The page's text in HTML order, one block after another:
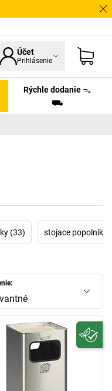
Účet
Prihlásenie
Rýchle dodanie ᯓ
⛟
(33) stojace popolníky